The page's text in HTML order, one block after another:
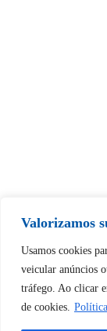
Valorizamos
Usamos cookies
veicular anúncios
tráfego. Ao clicar
de cookies.